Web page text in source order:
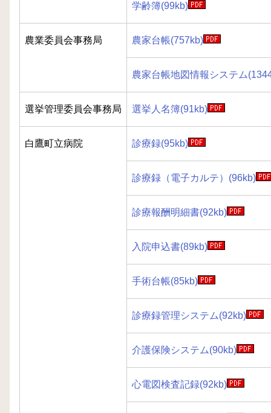
学齢簿(99kb)
農業委員会事務局 農家台帳(757kb)
農家台帳地図情報システム
選挙管理委員会事務局 選挙人名簿(91kb)
白鷹町立病院 診療録(95kb)
診療録（電子カルテ）(96kb)
診療報酬明細書(92kb)
入院申込書(89kb)
手術台帳(85kb)
診療録管理システム(92kb)
介護保険システム(90kb)
心電図検査記録(92kb)